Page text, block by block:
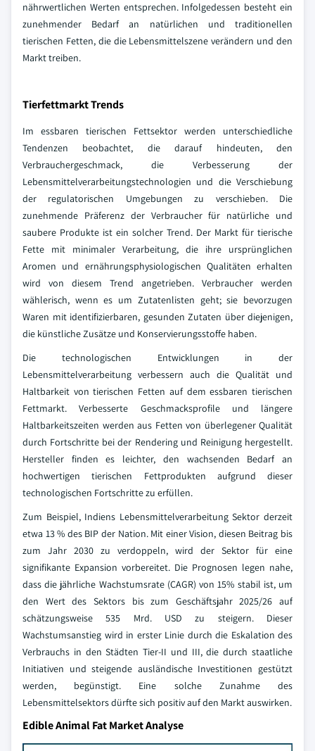
nährwertlichen Werten entsprechen. Infolgedessen besteht ein
zunehmender Bedarf an natürlichen und traditionellen
tierischen Fetten, die die Lebensmittelszene verändern und den
Markt treiben.
Tierfettmarkt Trends
Im essbaren tierischen Fettsektor werden unterschiedliche
Tendenzen beobachtet, die darauf hindeuten, den
Verbrauchergeschmack, die Verbesserung der
Lebensmittelverarbeitungstechnologien und die Verschiebung
der regulatorischen Umgebungen zu verschieben. Die
zunehmende Präferenz der Verbraucher für natürliche und
saubere Produkte ist ein solcher Trend. Der Markt für tierische
Fette mit minimaler Verarbeitung, die ihre ursprünglichen
Aromen und ernährungsphysiologischen Qualitäten erhalten
wird von diesem Trend angetrieben. Verbraucher werden
wählerisch, wenn es um Zutatenlisten geht; sie bevorzugen
Waren mit identifizierbaren, gesunden Zutaten über diejenigen,
die künstliche Zusätze und Konservierungsstoffe haben.
Die technologischen Entwicklungen in der
Lebensmittelverarbeitung verbessern auch die Qualität und
Haltbarkeit von tierischen Fetten auf dem essbaren tierischen
Fettmarkt. Verbesserte Geschmacksprofile und längere
Haltbarkeitszeiten werden aus Fetten von überlegener Qualität
durch Fortschritte bei der Rendering und Reinigung hergestellt.
Hersteller finden es leichter, den wachsenden Bedarf an
hochwertigen tierischen Fettprodukten aufgrund dieser
technologischen Fortschritte zu erfüllen.
Zum Beispiel, Indiens Lebensmittelverarbeitung Sektor derzeit
etwa 13 % des BIP der Nation. Mit einer Vision, diesen Beitrag bis
zum Jahr 2030 zu verdoppeln, wird der Sektor für eine
signifikante Expansion vorbereitet. Die Prognosen legen nahe,
dass die jährliche Wachstumsrate (CAGR) von 15% stabil ist, um
den Wert des Sektors bis zum Geschäftsjahr 2025/26 auf
schätzungsweise 535 Mrd. USD zu steigern. Dieser
Wachstumsanstieg wird in erster Linie durch die Eskalation des
Verbrauchs in den Städten Tier-II und III, die durch staatliche
Initiativen und steigende ausländische Investitionen gestützt
werden, begünstigt. Eine solche Zunahme des
Lebensmittelsektors dürfte sich positiv auf den Markt auswirken.
Edible Animal Fat Market Analyse